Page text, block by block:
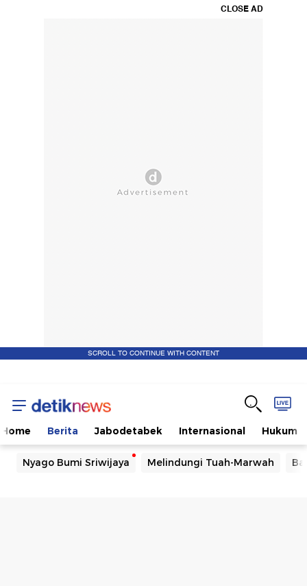
CLOSE AD
SCROLL TO CONTINUE WITH CONTENT
Home Berita Jabodetabek Internasional Hukum
Nyago Bumi Sriwijaya Melindungi Tuah-Marwah